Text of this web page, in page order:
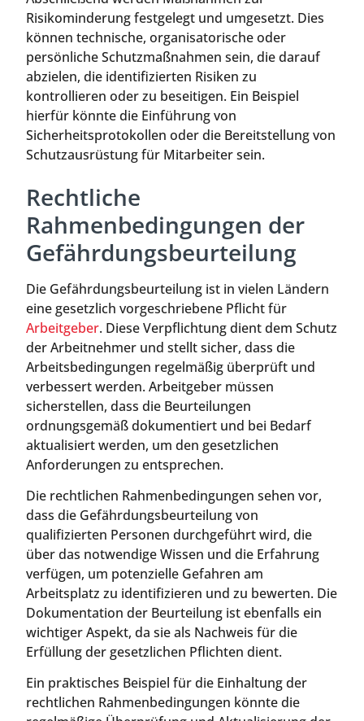
Risikominderung festgelegt und umgesetzt. Dies
können technische, organisatorische oder
persönliche Schutzmaßnahmen sein, die darauf
abzielen, die identifizierten Risiken zu
kontrollieren oder zu beseitigen. Ein Beispiel
hierfür könnte die Einführung von
Sicherheitsprotokollen oder die Bereitstellung von
Schutzausrüstung für Mitarbeiter sein.
Rechtliche
Rahmenbedingungen der
Gefährdungsbeurteilung
Die Gefährdungsbeurteilung ist in vielen Ländern
eine gesetzlich vorgeschriebene Pflicht für
Arbeitgeber. Diese Verpflichtung dient dem Schutz
der Arbeitnehmer und stellt sicher, dass die
Arbeitsbedingungen regelmäßig überprüft und
verbessert werden. Arbeitgeber müssen
sicherstellen, dass die Beurteilungen
ordnungsgemäß dokumentiert und bei Bedarf
aktualisiert werden, um den gesetzlichen
Anforderungen zu entsprechen.
Die rechtlichen Rahmenbedingungen sehen vor,
dass die Gefährdungsbeurteilung von
qualifizierten Personen durchgeführt wird, die
über das notwendige Wissen und die Erfahrung
verfügen, um potenzielle Gefahren am
Arbeitsplatz zu identifizieren und zu bewerten. Die
Dokumentation der Beurteilung ist ebenfalls ein
wichtiger Aspekt, da sie als Nachweis für die
Erfüllung der gesetzlichen Pflichten dient.
Ein praktisches Beispiel für die Einhaltung der
rechtlichen Rahmenbedingungen könnte die